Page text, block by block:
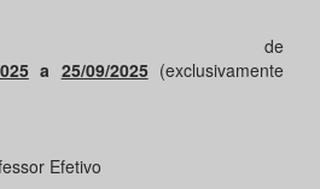
de
a 25/09/2025 (exclusivamente
Efetivo